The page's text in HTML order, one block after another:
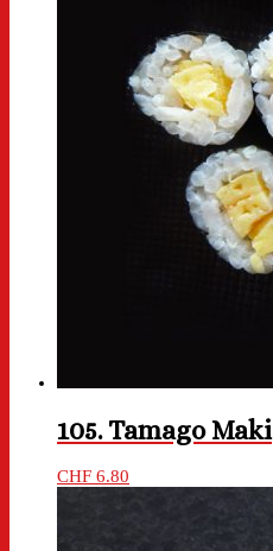
105. Tamago Maki
CHF 6.80